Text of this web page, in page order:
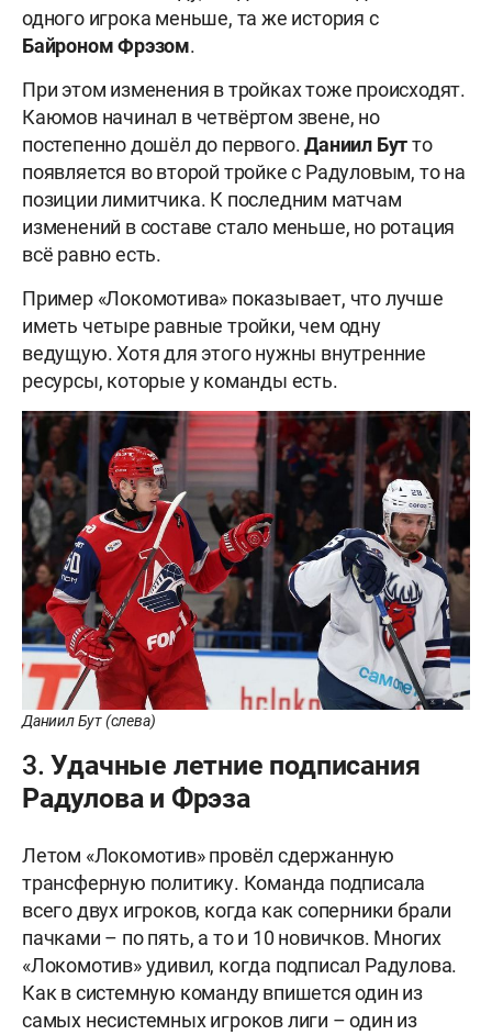
одного игрока меньше, та же история с
Байроном Фрэзом.
При этом изменения в тройках тоже происходят.
Каюмов начинал в четвёртом звене, но
постепенно дошёл до первого.Даниил Бутто
появляется во второй тройке с Радуловым, то на
позиции лимитчика. К последним матчам
изменений в составе стало меньше, но ротация
всё равно есть.
Пример «Локомотива» показывает, что лучше
иметь четыре равные тройки, чем одну
ведущую. Хотя для этого нужны внутренние
ресурсы, которые у команды есть.
Даниил Бут (слева)
3. Удачные летние подписания
Радулова и Фрэза
Летом «Локомотив» провёл сдержанную
трансферную политику. Команда подписала
всего двух игроков, когда как соперники брали
пачками – по пять, а то и 10 новичков. Многих
«Локомотив» удивил, когда подписал Радулова.
Как в системную команду впишется один из
самых несистемных игроков лиги – один из